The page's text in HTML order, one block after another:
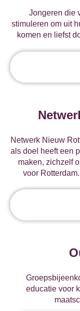
Jongeren die
stimuleren om uit
komen en liefst
Netwerk Nieuw
als doel heeft een
maken, zichzelf
voor
educatie voor